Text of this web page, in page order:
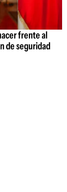
frente al
de seguridad